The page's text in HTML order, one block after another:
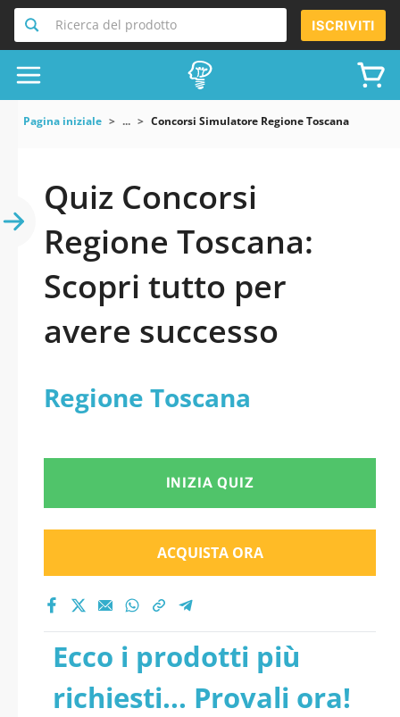
Ricerca del prodotto ISCRIVITI
Pagina iniziale ... Concorsi Simulatore Regione Toscana
Quiz Concorsi
Regione Toscana:
Scopri tutto per
avere successo
Regione Toscana
INIZIA QUIZ
ACQUISTA ORA
Ecco i prodotti più
richiesti... Provali ora!